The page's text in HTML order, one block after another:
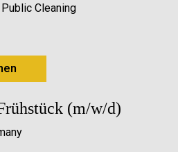
Cleaning
(m/w/d)